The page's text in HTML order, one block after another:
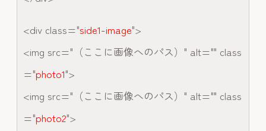
<div class="side1-image">
<img src="（ここに画像へのパス）" alt="" class
="photo1">
<img src="（ここに画像へのパス）" alt="" class
="photo2">